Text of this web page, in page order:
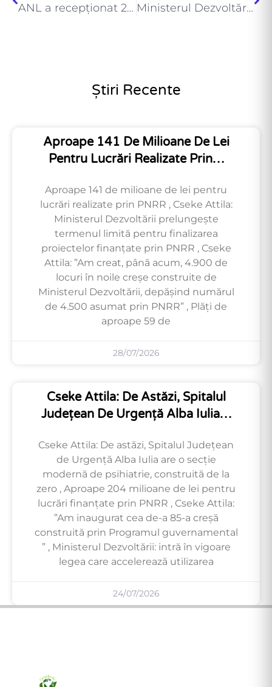
ANL a recepţionat 24 de locuinţe pentru tineri în orașul… Ministerul Dezvoltării a decontat peste 303 milioane de lei, pentru…
Știri Recente
Aproape 141 De Milioane De Lei
Pentru Lucrări Realizate Prin…
Aproape 141 de milioane de lei pentru
lucrări realizate prin PNRR , Cseke Attila:
Ministerul Dezvoltării prelungește
termenul limită pentru finalizarea
proiectelor finanțate prin PNRR , Cseke
Attila: ”Am creat, până acum, 4.900 de
locuri în noile creșe construite de
Ministerul Dezvoltării, depășind numărul
de 4.500 asumat prin PNRR” , Plăți de
aproape 59 de
28/07/2026
Cseke Attila: De Astăzi, Spitalul
Județean De Urgență Alba Iulia…
Cseke Attila: De astăzi, Spitalul Județean
de Urgență Alba Iulia are o secție
modernă de psihiatrie, construită de la
zero , Aproape 204 milioane de lei pentru
lucrări finanțate prin PNRR , Cseke Attila:
”Am inaugurat cea de-a 85-a creșă
construită prin Programul guvernamental
” , Ministerul Dezvoltării: intră în vigoare
legea care accelerează utilizarea
24/07/2026